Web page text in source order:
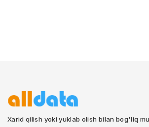
Xarid qilish yoki yuklab olish bilan bog'liq